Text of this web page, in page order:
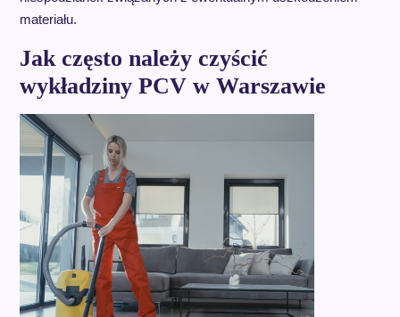
materiału.
Jak często należy czyścić
wykładziny PCV w Warszawie